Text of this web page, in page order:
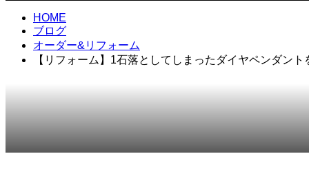
HOME
ブログ
オーダー&リフォーム
【リフォーム】1石落としてしまったダイヤペンダント